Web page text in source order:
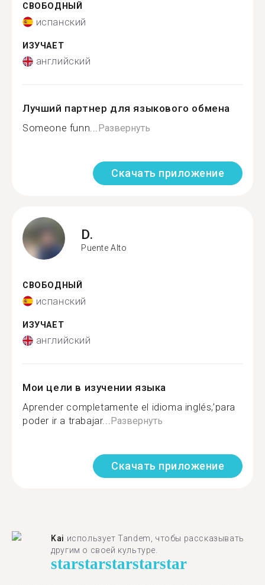
СВОБОДНЫЙ
испанский
ИЗУЧАЕТ
английский
Лучший партнер для языкового обмена
Someone funn...Развернуть
Скачать приложение
D.
Puente Alto
СВОБОДНЫЙ
испанский
ИЗУЧАЕТ
английский
Мои цели в изучении языка
Aprender completamente el idioma inglés,’para
poder ir a trabajar...Развернуть
Скачать приложение
Kai использует Tandem, чтобы рассказывать
другим о своей культуре.
starstarstarstarstar